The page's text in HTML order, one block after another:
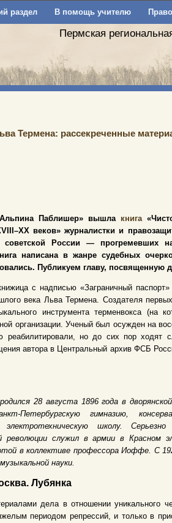
раздел В помощь учителю
Пермская
Термена: рассекреченные
Паблишер» вышла книга
веков» журналистки и
советской России — прогремевших
написана в жанре судебных
Публикуем главу, посвященную
с надписью «Заграничный
века Льва Термена. Создателя
инструмента терменвокса
организации. Ученый был осужден на
реабилитировали, но до сих пор
автора в Центральный архив ФСБ
28 августа 1896 года в
Петербургскую гимназию,
электротехническую школу.
революции служил в армии в Красном
в коллективе профессора Иоффе. С
науки.
Лубянка
дела в отношении уникального
периодом репрессий, и только в